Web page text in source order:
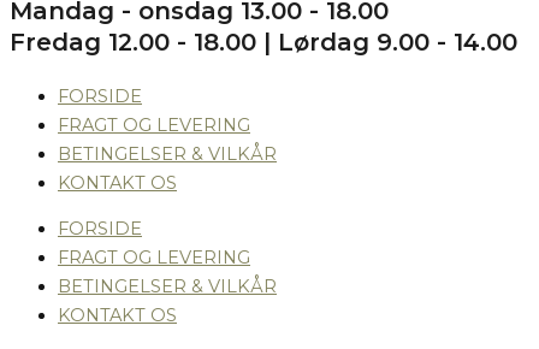
Mandag - onsdag 13.00 - 18.00
Fredag 12.00 - 18.00 | Lørdag 9.00 - 14.00
FORSIDE
FRAGT OG LEVERING
BETINGELSER & VILKÅR
KONTAKT OS
FORSIDE
FRAGT OG LEVERING
BETINGELSER & VILKÅR
KONTAKT OS